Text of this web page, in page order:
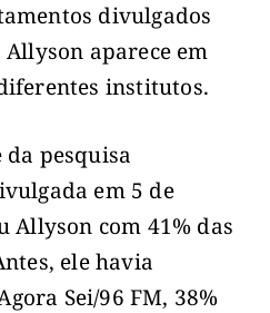
divulgados
aparece em
institutos.
pesquisa
em 5 de
Allyson com 41% das
ele havia
Sei/96 FM, 38%